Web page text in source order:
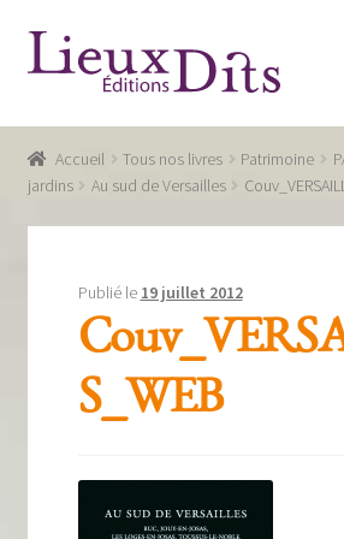
Aller
à
navigation
Aller
au
Accueil
Commande
Conditions générales de vente
Glossaire
Mentions légales / Données personnelles
Mon compte
Accueil Tous nos livres Patrimoine
jardins
Au sud de Versailles
Publié le 19 juillet 2012
S_WEB